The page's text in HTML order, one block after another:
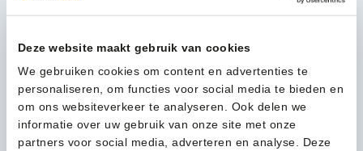
Deze website maakt gebruik van cookies
We gebruiken cookies om content en advertenties te
personaliseren, om functies voor social media te bieden en
om ons websiteverkeer te analyseren. Ook delen we
informatie over uw gebruik van onze site met onze
partners voor social media, adverteren en analyse. Deze
wit
8040
Kan ik u helpen?
Neem contact op
Beschrijving